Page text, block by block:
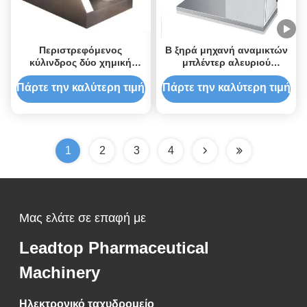
Περιστρεφόμενος
κύλινδρος δύο χημική
μηχανή μίξης σκονών
κινήσεων για τα υλικά
Πάρτε την καλύτερη τιμή
Β ξηρά μηχανή αναμικτών
μπλέντερ αλευριού
σκονών μορφής για τα
φαρμακευτικά είδη
Πάρτε την καλύτερη τιμή
1 2 3 4
Μας ελάτε σε επαφή με
Leadtop Pharmaceutical
Machinery
Ηλεκτρονικό ταχυδρομείο